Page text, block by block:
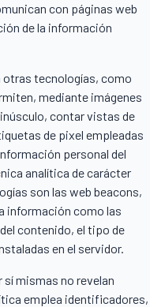
con páginas web
de la información
tecnologías, como
mediante imágenes
contar vistas de
de pixel empleadas
personal del
analítica de carácter
son las web beacons,
información como las
contenido, el tipo de
en el servidor.
mismas no revelan
emplea identificadores,